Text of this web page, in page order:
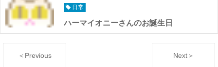
日常
ハーマイオニーさんのお誕生日
＜Previous Next＞